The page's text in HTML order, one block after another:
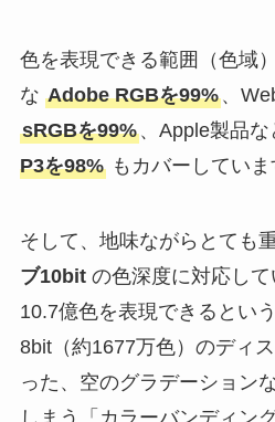
色を表現できる範囲（色域
な Adobe RGBを99%、
sRGBを99%、Apple製品な
P3を98%もカバーしていま
そして、地味ながらとても
ブ10bitの色深度に対応して
10.7億色を表現できるとい
8bit（約1677万色）のディ
った、空のグラデーション